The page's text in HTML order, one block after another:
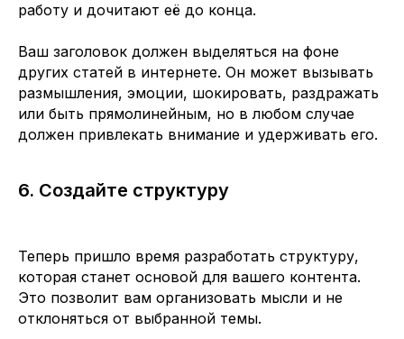
работу и дочитают её до конца.
Ваш заголовок должен выделяться на фоне
других статей в интернете. Он может вызывать
размышления, эмоции, шокировать, раздражать
или быть прямолинейным, но в любом случае
должен привлекать внимание и удерживать его.
6. Создайте структуру
Теперь пришло время разработать структуру,
которая станет основой для вашего контента.
Это позволит вам организовать мысли и не
отклоняться от выбранной темы.